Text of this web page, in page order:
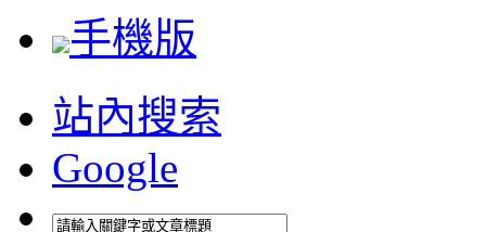
手機版
站內搜索
Google